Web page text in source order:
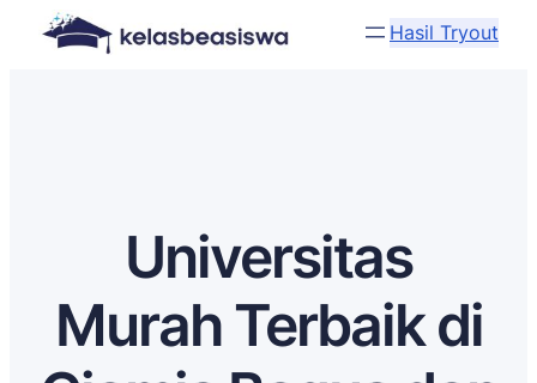
Hasil Tryout
Universitas
Murah Terbaik di